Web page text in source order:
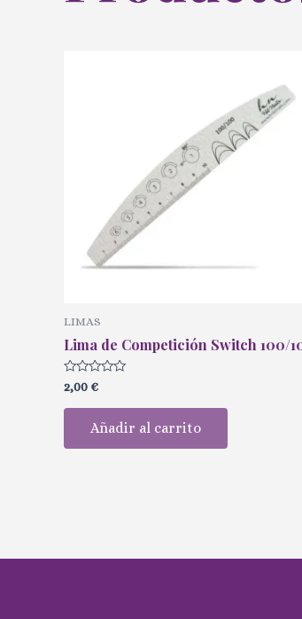
LIMAS
Lima de Competición Switch 100/
Valorado
con
0
2,00 €
Añadir al carrito